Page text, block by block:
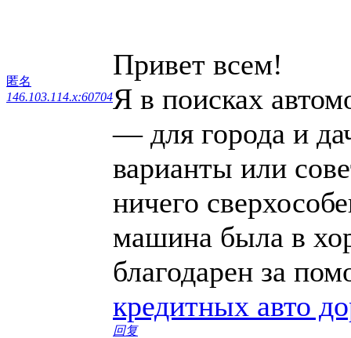
匿名
146.103.114.x:60704
Привет всем!
Я в поисках
— для города и
варианты или
ничего
машина была в
благодарен за
кредитных авто
回复